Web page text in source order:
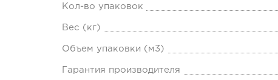
Кол-во упаковок
Вес (кг)
Объем упаковки (м3)
Гарантия производителя